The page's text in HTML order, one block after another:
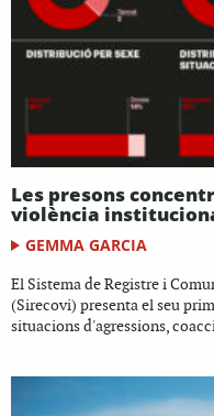
Les presons
violència
GEMMA GARCIA
El Sistema de Registre i
(Sirecovi) presenta el seu
situacions d'agressions,